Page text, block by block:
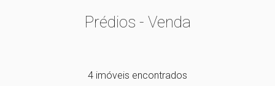
Prédios - Venda
4 imóveis encontrados